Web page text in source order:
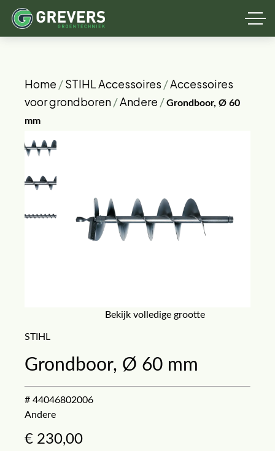
Home /STIHL Accessoires /Accessoires
voor grondboren/Andere /Grondboor, Ø 60
mm
Bekijk volledige grootte
STIHL
Grondboor, Ø 60 mm
# 44046802006
Andere
€ 230,00